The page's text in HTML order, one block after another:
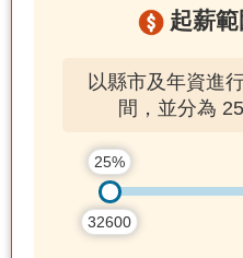
起薪範
以縣市及年資進
間，並分為
25%
32600